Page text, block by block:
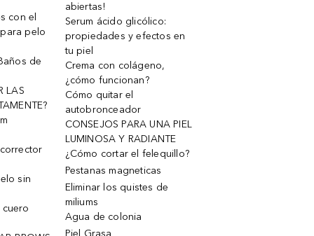
con el
pelo
de
LAS
sin
cuero
abiertas!
Serum ácido glicólico:
propiedades y efectos en
tu piel
Crema con colágeno,
¿cómo funcionan?
Cómo quitar el
autobronceador
CONSEJOS PARA UNA PIEL
LUMINOSA Y RADIANTE
¿Cómo cortar el felequillo?
Pestanas magneticas
Eliminar los quistes de
miliums
Agua de colonia
Piel Grasa